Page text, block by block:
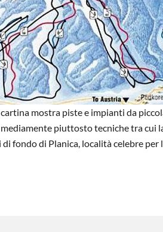
mostra piste e impianti da
piuttosto tecniche tra cui
fondo di Planica, località celebre per